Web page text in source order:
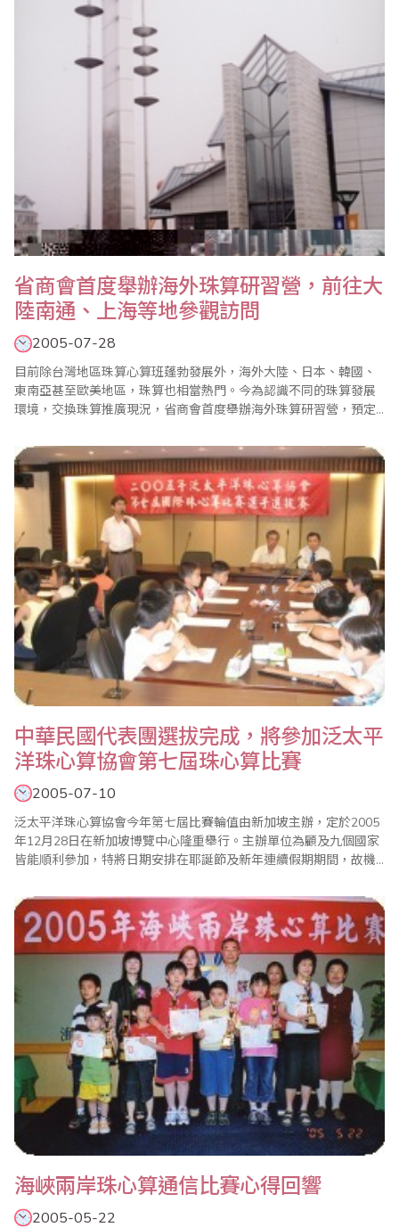
表、珠心算教學觀摩等，同時進行第二屆會長、副會長等的改選工
作。10月28日，各國代表團陸續抵達南通，分居..
省商會首度舉辦海外珠算研習營，前往大
陸南通、上海等地參觀訪問
2005-07-28
目前除台灣地區珠算心算班蓬勃發展外，海外大陸、日本、韓國、
東南亞甚至歐美地區，珠算也相當熱門。今為認識不同的珠算發展
環境，交換珠算推廣現況，省商會首度舉辦海外珠算研習營，預定
海外珠算觀摩研習營，同時訪問珠算界知名的上海市少兒珠心算進
修學校與南通珠算博物館並舉辦教學研討會，沿途並參觀訪問大陸
南通、鎮江、蘇州、上海等地著名景點。本研習營..
中華民國代表團選拔完成，將參加泛太平
洋珠心算協會第七屆珠心算比賽
2005-07-10
泛太平洋珠心算協會今年第七屆比賽輪值由新加坡主辦，定於2005
年12月28日在新加坡博覽中心隆重舉行。主辦單位為顧及九個國家
皆能順利參加，特將日期安排在耶誕節及新年連續假期期間，故機
同業及選手們卻未因此降低參與熱忱。消息一出，各地同業無不積
極爭取選拔機會，因此中華民國總會定於7月10日上午10時起在台
灣省商業會會議室舉辦參賽選手選拔賽，報名..
海峽兩岸珠心算通信比賽心得回響
2005-05-22